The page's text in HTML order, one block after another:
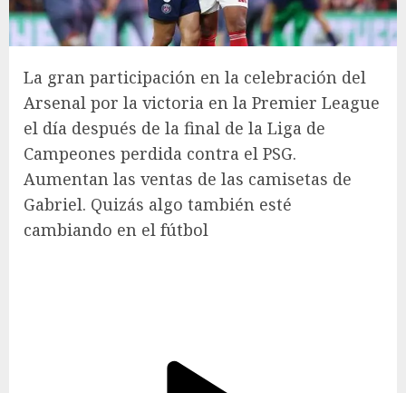
La gran participación en la celebración del
Arsenal por la victoria en la Premier League
el día después de la final de la Liga de
Campeones perdida contra el PSG.
Aumentan las ventas de las camisetas de
Gabriel. Quizás algo también esté
cambiando en el fútbol